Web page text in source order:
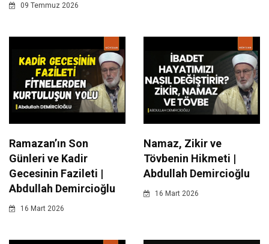
09 Temmuz 2026
Ramazan’ın Son
Günleri ve Kadir
Gecesinin Fazileti |
Abdullah Demircioğlu
16 Mart 2026
Namaz, Zikir ve
Tövbenin Hikmeti |
Abdullah Demircioğlu
16 Mart 2026